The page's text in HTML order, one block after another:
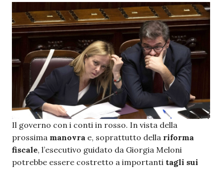
Il governo con i conti in rosso. In vista della
prossima manovra e, soprattutto della riforma
fiscale, l’esecutivo guidato da Giorgia Meloni
potrebbe essere costretto a importanti tagli sui